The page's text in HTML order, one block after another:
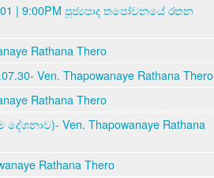
| 9:00PM පුජ්‍යපාද තපෝවනයේ රතන
Rathana Thero
Ven. Thapowanaye Rathana Thero
Rathana Thero
Ven. Thapowanaye Rathana
Rathana Thero